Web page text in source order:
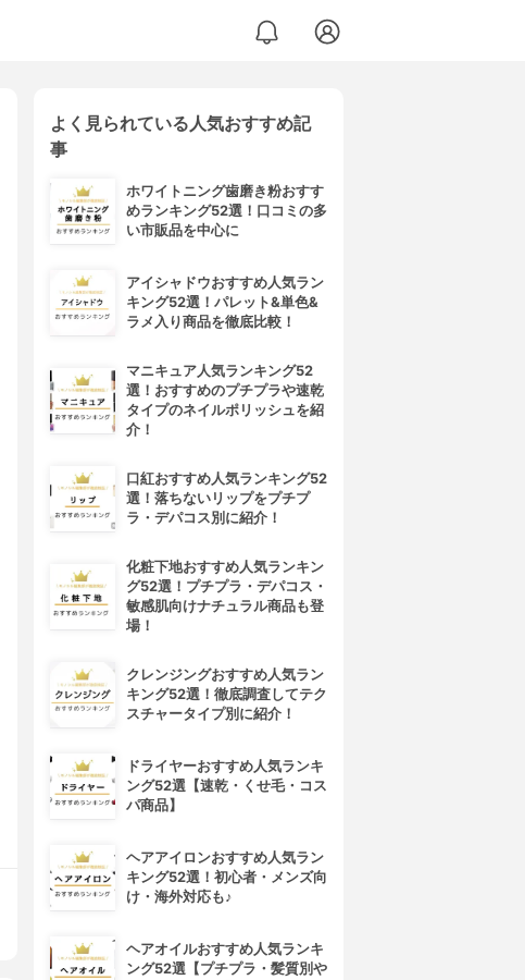
よく見られている人気おすすめ記
事
ホワイトニング歯磨き粉おすす
めランキング52選！口コミの多
い市販品を中心に
アイシャドウおすすめ人気ラン
キング52選！パレット&単色&
ラメ入り商品を徹底比較！
マニキュア人気ランキング52
選！おすすめのプチプラや速乾
タイプのネイルポリッシュを紹
介！
口紅おすすめ人気ランキング52
選！落ちないリップをプチプ
ラ・デパコス別に紹介！
化粧下地おすすめ人気ランキン
グ52選！プチプラ・デパコス・
敏感肌向けナチュラル商品も登
場！
クレンジングおすすめ人気ラン
キング52選！徹底調査してテク
スチャータイプ別に紹介！
ドライヤーおすすめ人気ランキ
ング52選【速乾・くせ毛・コス
パ商品】
ヘアアイロンおすすめ人気ラン
キング52選！初心者・メンズ向
け・海外対応も♪
ヘアオイルおすすめ人気ランキ
ング52選【プチプラ・髪質別や